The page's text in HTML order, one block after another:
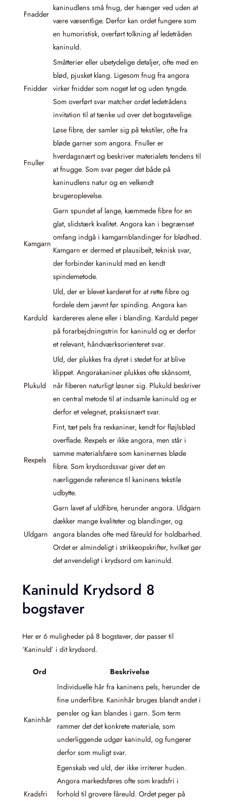
Fnadder
kaninudlens små fnug, der hænger ved uden at
være væsentlige. Derfor kan ordet fungere som
en humoristisk, overført tolkning af ledetråden
kaninuld.
Fnidder
Småtterier eller ubetydelige detaljer, ofte med en
blød, pjusket klang. Ligesom fnug fra angora
virker fnidder som noget let og uden tyngde.
Som overført svar matcher ordet ledetrådens
invitation til at tænke ud over det bogstavelige.
Fnuller
Løse fibre, der samler sig på tekstiler, ofte fra
bløde garner som angora. Fnuller er
hverdagsnært og beskriver materialets tendens til
at fnugge. Som svar peger det både på
kaninudlens natur og en velkendt
brugeroplevelse.
Kamgarn
Garn spundet af lange, kæmmede fibre for en
glat, slidstærk kvalitet. Angora kan i begrænset
omfang indgå i kamgarnblandinger for blødhed.
Kamgarn er dermed et plausibelt, teknisk svar,
der forbinder kaninuld med en kendt
spindemetode.
Karduld
Uld, der er blevet karderet for at rette fibre og
fordele dem jævnt før spinding. Angora kan
kardereres alene eller i blanding. Karduld peger
på forarbejdningstrin for kaninuld og er derfor
et relevant, håndværksorienteret svar.
Plukuld
Uld, der plukkes fra dyret i stedet for at blive
klippet. Angorakaniner plukkes ofte skånsomt,
når fiberen naturligt løsner sig. Plukuld beskriver
en central metode til at indsamle kaninuld og er
derfor et velegnet, praksisnært svar.
Rexpels
Fint, tæt pels fra rexkaniner, kendt for fløjlsblød
overflade. Rexpels er ikke angora, men står i
samme materialsfære som kaninernes bløde
fibre. Som krydsordssvar giver det en
nærliggende reference til kaninens tekstile
udbytte.
Uldgarn
Garn lavet af uldfibre, herunder angora. Uldgarn
dækker mange kvaliteter og blandinger, og
angora blandes ofte med fåreuld for holdbarhed.
Ordet er almindeligt i strikkeopskrifter, hvilket gør
det anvendeligt i krydsord om kaninuld.
Kaninuld Krydsord 8
bogstaver
Her er 6 muligheder på 8 bogstaver, der passer til
‘Kaninuld’ i dit krydsord.
Ord Beskrivelse
Kaninhår
Individuelle hår fra kaninens pels, herunder de
fine underfibre. Kaninhår bruges blandt andet i
pensler og kan blandes i garn. Som term
rammer det det konkrete materiale, som
underliggende udgør kaninuld, og fungerer
derfor som muligt svar.
Kradsfri
Egenskab ved uld, der ikke irriterer huden.
Angora markedsføres ofte som kradsfri i
forhold til grovere fåreuld. Ordet peger på